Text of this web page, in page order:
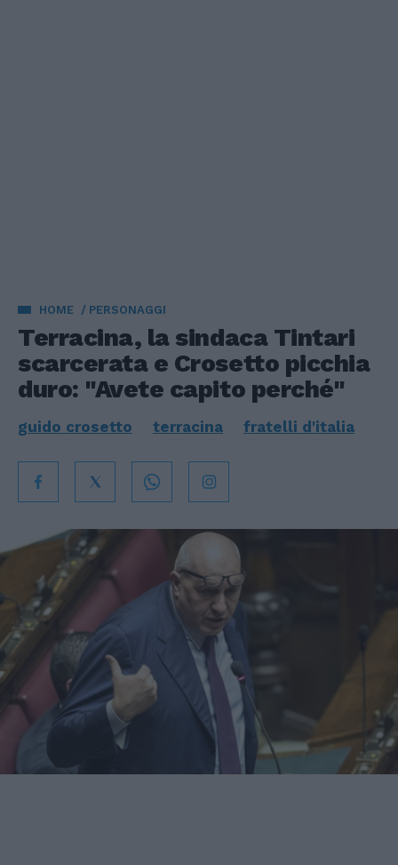
HOME PERSONAGGI
Terracina, la sindaca Tintari
scarcerata e Crosetto picchia
duro: "Avete capito perché"
guido crosetto terracina fratelli d'italia